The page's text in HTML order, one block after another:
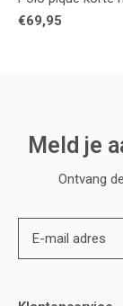
€69,95
Meld je
Ontvang